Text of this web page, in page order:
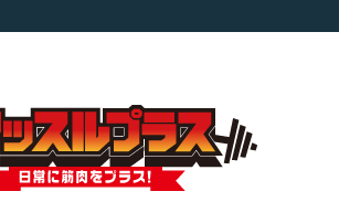
TOKYO FMラジオ番組「ONE MORNING」
で紹介さ…